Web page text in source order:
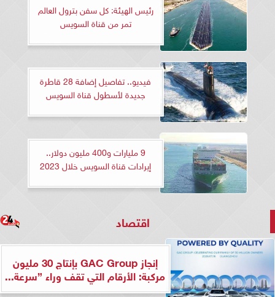
رئيس الهيئة: كل سفن بترول العالم
تمر من قناة السويس
فيديو.. تفاصيل إضافة 28 قاطرة
جديدة لأسطول قناة السويس
9 مليارات و400 مليون دولار..
إيرادات قناة السويس خلال 2023
اقتصاد
إنجاز GAC Group بإنتاج 30 مليون
مركبة: الأرقام التي تقف وراء ”سرعة...